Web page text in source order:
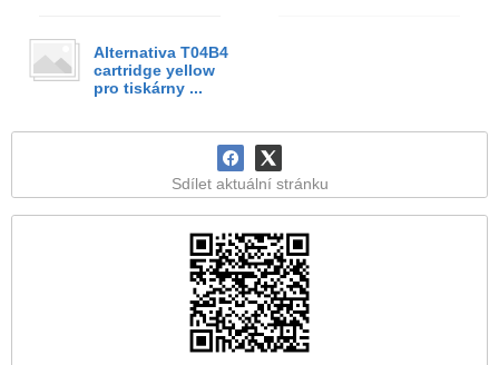
Alternativa T04B4
cartridge yellow
pro tiskárny ...
Sdílet aktuální stránku